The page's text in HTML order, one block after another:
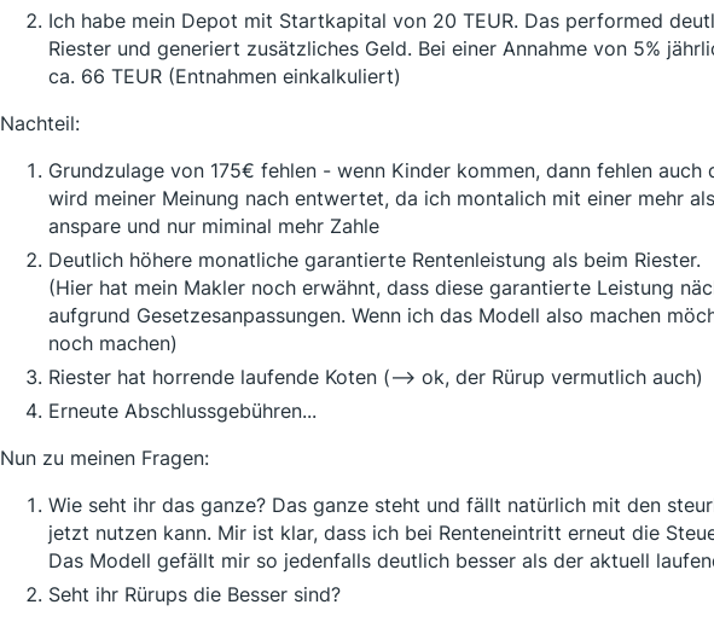
Ich habe mein Depot mit Startkapital von 20 TEUR. Das performed
Riester und generiert zusätzliches Geld. Bei einer Annahme von 5%
ca. 66 TEUR (Entnahmen einkalkuliert)
Nachteil:
Grundzulage von 175€ fehlen - wenn Kinder kommen, dann fehlen auch
wird meiner Meinung nach entwertet, da ich montalich mit einer mehr
anspare und nur miminal mehr Zahle
Deutlich höhere monatliche garantierte Rentenleistung als beim Riester.
(Hier hat mein Makler noch erwähnt, dass diese garantierte Leistung
aufgrund Gesetzesanpassungen. Wenn ich das Modell also machen
noch machen)
Riester hat horrende laufende Koten (--> ok, der Rürup vermutlich auch)
Erneute Abschlussgebühren...
Nun zu meinen Fragen:
Wie seht ihr das ganze? Das ganze steht und fällt natürlich mit den
jetzt nutzen kann. Mir ist klar, dass ich bei Renteneintritt erneut die
Das Modell gefällt mir so jedenfalls deutlich besser als der aktuell
Seht ihr Rürups die Besser sind?